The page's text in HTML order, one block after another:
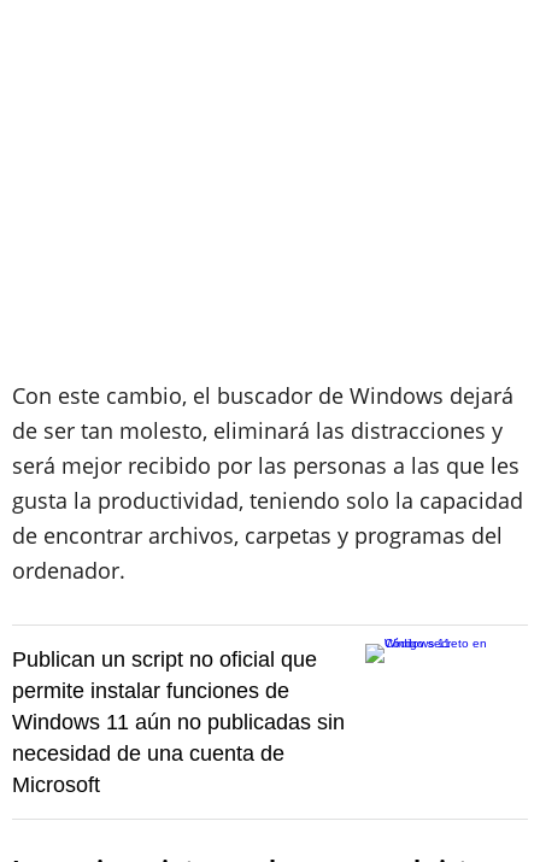
Con este cambio, el buscador de Windows dejará
de ser tan molesto, eliminará las distracciones y
será mejor recibido por las personas a las que les
gusta la productividad, teniendo solo la capacidad
de encontrar archivos, carpetas y programas del
ordenador.
Publican un script no oficial que
permite instalar funciones de
Windows 11 aún no publicadas sin
necesidad de una cuenta de
Microsoft